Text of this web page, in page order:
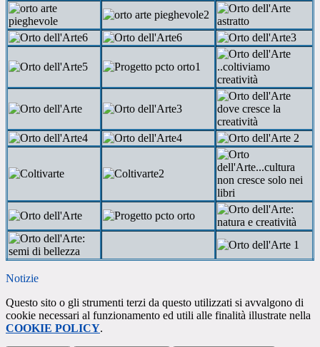
Notizie
Questo sito o gli strumenti terzi da questo utilizzati si avvalgono di
cookie necessari al funzionamento ed utili alle finalità illustrate nella
COOKIE POLICY.